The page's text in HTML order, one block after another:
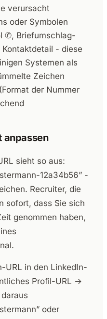
verursacht
oder Symbolen
✆, Briefumschlag-
- diese
Systemen als
Zeichen
der Nummer
anpassen
sieht so aus:
12a34b56” -
Recruiter, die
sofort, dass Sie sich
genommen haben,
URL in den LinkedIn-
Profil-URL →
oder